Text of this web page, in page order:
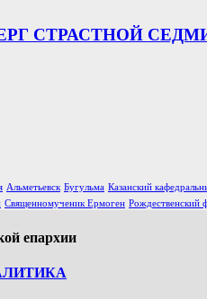
СТРАСТНОЙ
Альметьевск Бугульма Казанский
Священномученик Ермоген Рождественский
епархии